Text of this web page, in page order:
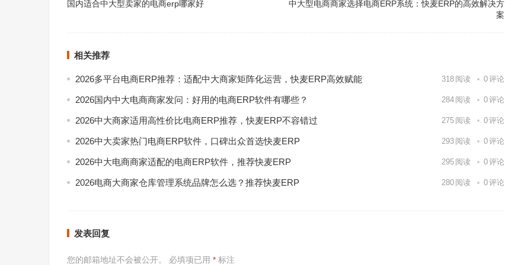
国内适合中大型卖家的电商erp哪家好
中大型电商商家选择电商ERP系统：快麦ERP的高效解决方
案
相关推荐
2026多平台电商ERP推荐：适配中大商家矩阵化运营，快麦ERP高效赋能 318 阅读 0评论
2026国内中大电商商家发问：好用的电商ERP软件有哪些？ 284 阅读 0评论
2026中大商家适用高性价比电商ERP推荐，快麦ERP不容错过 275 阅读 0评论
2026中大卖家热门电商ERP软件，口碑出众首选快麦ERP 293 阅读 0评论
2026中大电商商家适配的电商ERP软件，推荐快麦ERP 295 阅读 0评论
2026电商大商家仓库管理系统品牌怎么选？推荐快麦ERP 280 阅读 0评论
发表回复
您的邮箱地址不会被公开。 必填项已用 * 标注